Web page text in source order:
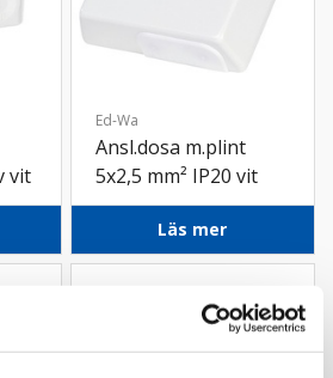
vit
Ed-Wa
Ansl.dosa m.plint
5x2,5 mm² IP20 vit
Läs mer